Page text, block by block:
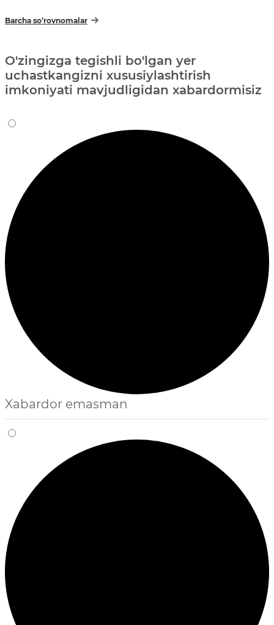
Barcha so‘rovnomalar
O'zingizga tegishli bo'lgan yer
uchastkangizni xususiylashtirish
imkoniyati mavjudligidan xabardormisiz
Xabardor emasman